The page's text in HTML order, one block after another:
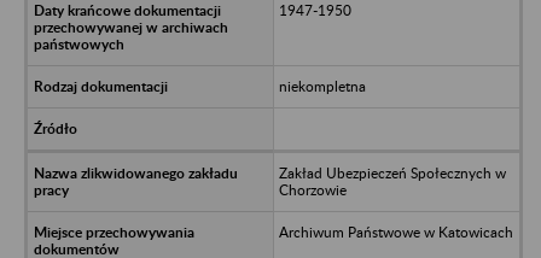
1947-1950
niekompletna
Zakład Ubezpieczeń Społecznych w
Chorzowie
Archiwum Państwowe w Katowicach